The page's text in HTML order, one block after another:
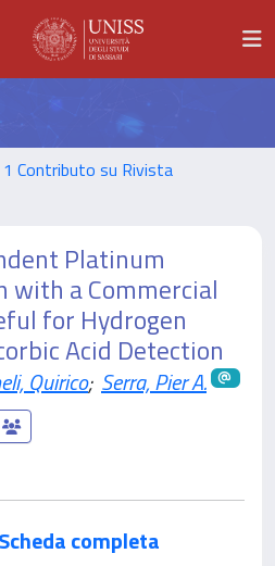
1 Contributo su Rivista
Platinum
with a Commercial
for Hydrogen
Acid Detection
Quirico; Serra, Pier A.
Scheda completa